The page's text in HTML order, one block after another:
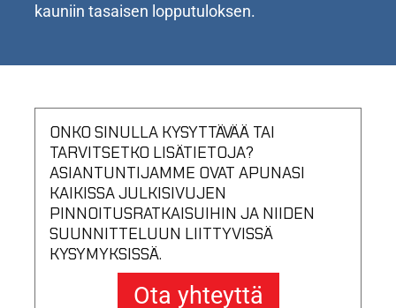
kauniin tasaisen lopputuloksen.
ONKO SINULLA KYSYTTÄVÄÄ TAI
TARVITSETKO LISÄTIETOJA?
ASIANTUNTIJAMME OVAT APUNASI
KAIKISSA JULKISIVUJEN
PINNOITUSRATKAISUIHIN JA NIIDEN
SUUNNITTELUUN LIITTYVISSÄ
KYSYMYKSISSÄ.
Ota yhteyttä